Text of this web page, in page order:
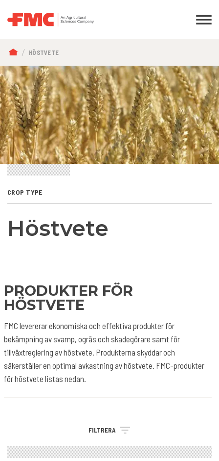
LÄNKSTIG
HÖSTVETE
CROP TYPE
Höstvete
PRODUKTER FÖR
HÖSTVETE
FMC levererar ekonomiska och effektiva produkter för
bekämpning av svamp, ogräs och skadegörare samt för
tillväxtreglering av höstvete. Produkterna skyddar och
säkerställer en optimal avkastning av höstvete. FMC-produkter
för höstvete listas nedan.
FILTRERA